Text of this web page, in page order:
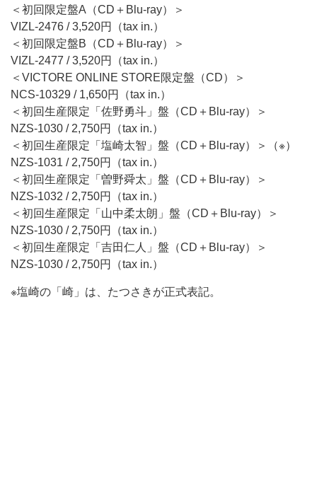
＜初回限定盤A（CD＋Blu-ray）＞
VIZL-2476 / 3,520円（tax in.）
＜初回限定盤B（CD＋Blu-ray）＞
VIZL-2477 / 3,520円（tax in.）
＜VICTORE ONLINE STORE限定盤（CD）＞
NCS-10329 / 1,650円（tax in.）
＜初回生産限定「佐野勇斗」盤（CD＋Blu-ray）＞
NZS-1030 / 2,750円（tax in.）
＜初回生産限定「塩崎太智」盤（CD＋Blu-ray）＞（※）
NZS-1031 / 2,750円（tax in.）
＜初回生産限定「曽野舜太」盤（CD＋Blu-ray）＞
NZS-1032 / 2,750円（tax in.）
＜初回生産限定「山中柔太朗」盤（CD＋Blu-ray）＞
NZS-1030 / 2,750円（tax in.）
＜初回生産限定「吉田仁人」盤（CD＋Blu-ray）＞
NZS-1030 / 2,750円（tax in.）
※塩崎の「崎」は、たつさきが正式表記。